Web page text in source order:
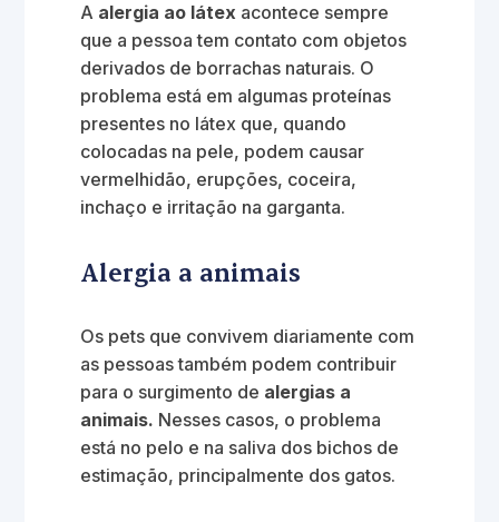
A alergia ao látex acontece sempre
que a pessoa tem contato com objetos
derivados de borrachas naturais. O
problema está em algumas proteínas
presentes no látex que, quando
colocadas na pele, podem causar
vermelhidão, erupções, coceira,
inchaço e irritação na garganta.
Alergia a animais
Os pets que convivem diariamente com
as pessoas também podem contribuir
para o surgimento de alergias a
animais. Nesses casos, o problema
está no pelo e na saliva dos bichos de
estimação, principalmente dos gatos.